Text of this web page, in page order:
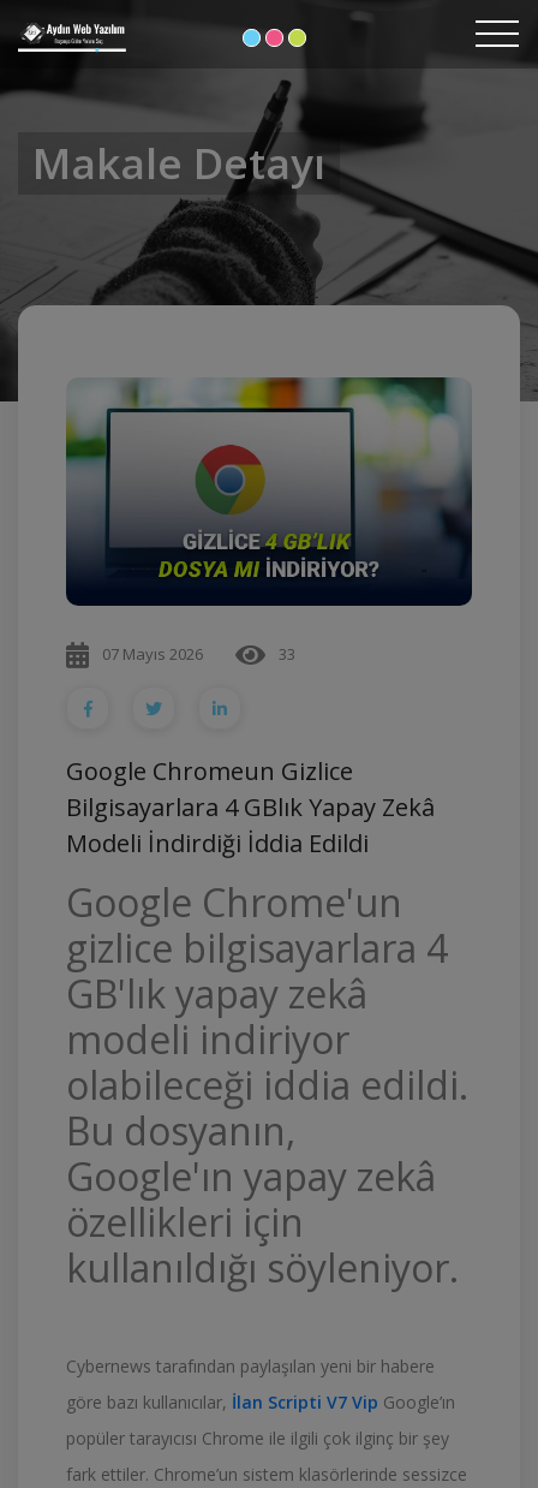
Makale Detayı
07 Mayıs 2026 33
Google Chromeun Gizlice
Bilgisayarlara 4 GBlık Yapay Zekâ
Modeli İndirdiği İddia Edildi
Google Chrome'un
gizlice bilgisayarlara 4
GB'lık yapay zekâ
modeli indiriyor
olabileceği iddia edildi.
Bu dosyanın,
Google'ın yapay zekâ
özellikleri için
kullanıldığı söyleniyor.
Cybernews tarafından paylaşılan yeni bir habere
göre bazı kullanıcılar, İlan Scripti V7 Vip Google’ın
popüler tarayıcısı Chrome ile ilgili çok ilginç bir şey
fark ettiler. Chrome’un sistem klasörlerinde sessizce